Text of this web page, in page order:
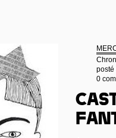
posté
0